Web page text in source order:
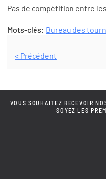
Pas de compétition entre
Mots-clés: Bureau des
< Précédent
VOUS SOUHAITEZ RECEVOIR
SOYEZ LES